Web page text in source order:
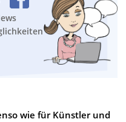
wie für Künstler und